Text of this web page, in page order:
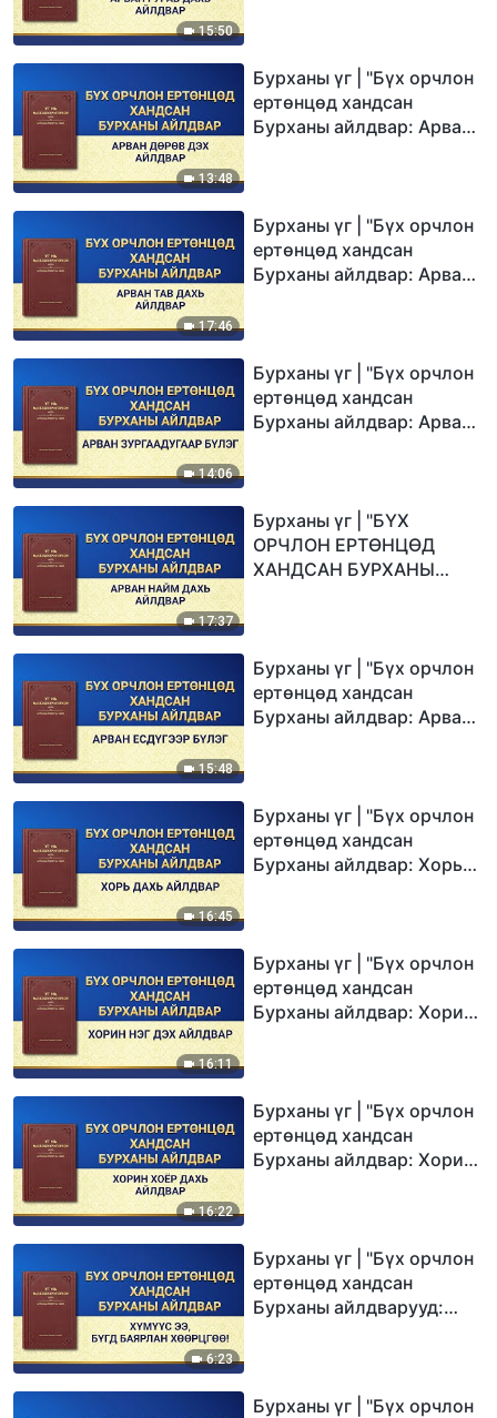
15:50
13:48
Бурханы үг | "Бүх орчлон
ертөнцөд хандсан
Бурханы айлдвар: Арван
17:46
Бурханы үг | "Бүх орчлон
ертөнцөд хандсан
Бурханы айлдвар: Арван
14:06
Бурханы үг | "Бүх орчлон
ертөнцөд хандсан
Бурханы айлдвар: Арван
17:37
Бурханы үг | "БҮХ
ОРЧЛОН ЕРТӨНЦӨД
ХАНДСАН БУРХАНЫ
15:48
Бурханы үг | "Бүх орчлон
ертөнцөд хандсан
Бурханы айлдвар: Арван
16:45
Бурханы үг | "Бүх орчлон
ертөнцөд хандсан
Бурханы айлдвар: Хорь
16:11
Бурханы үг | "Бүх орчлон
ертөнцөд хандсан
Бурханы айлдвар: Хорин
16:22
Бурханы үг | "Бүх орчлон
ертөнцөд хандсан
Бурханы айлдвар: Хорин
6:23
Бурханы үг | "Бүх орчлон
ертөнцөд хандсан
Бурханы айлдварууд:
Бурханы үг | "Бүх орчлон